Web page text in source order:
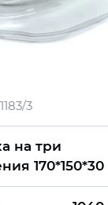
3
на три
170*150*30